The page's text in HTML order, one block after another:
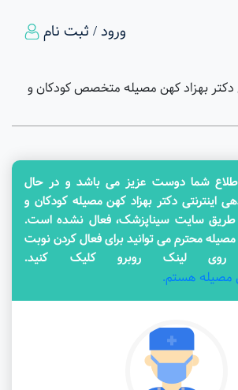
ورود / ثبت نام
دکتر بهزاد کهن مصیله متخصص کودکان و
شما دوست عزیز می باشد و در حال
اینترنتی دکتر بهزاد کهن مصیله کودکان و
از طریق سایت سیناپزشک، فعال نشده است.
محترم می توانید برای فعال کردن نوبت
روی لینک روبرو کلیک کنید.
مصیله هستم.